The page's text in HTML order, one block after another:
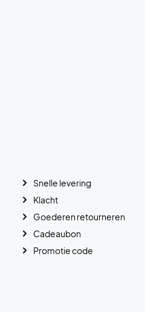
Snelle levering
Klacht
Goederen retourneren
Cadeaubon
Promotie code